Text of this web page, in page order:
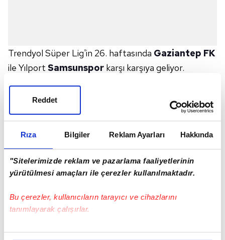
Rıza Bilgiler Reklam Ayarları Hakkında
"Sitelerimizde reklam ve pazarlama faaliyetlerinin
yürütülmesi amaçları ile çerezler kullanılmaktadır.
Bu çerezler, kullanıcıların tarayıcı ve cihazlarını
tanımlayarak çalışırlar.
Bu çerezlere izin vermeniz halinde sizlere özel
Reddet
Trendyol Süper Lig'in 26. haftasında Gaziantep FK
ile Yılport Samsunspor karşı karşıya geliyor.
GAZİANTEP FK - SAMSUNSPOR İLK 11'LER
Gaziantep FK:Nita, Ömürcan, Arda, N'Koulou,
Monteiro, Draguş.
Samsunspor:
Okan, Zeki, Satka, Alim, Van
Drongelen, Osman, Taylan, Tait, Holse, Muja,